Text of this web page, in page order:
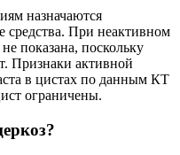
назначаются
средства. При неактивном
показана, поскольку
Признаки активной
в цистах по данным КТ
ограничены.